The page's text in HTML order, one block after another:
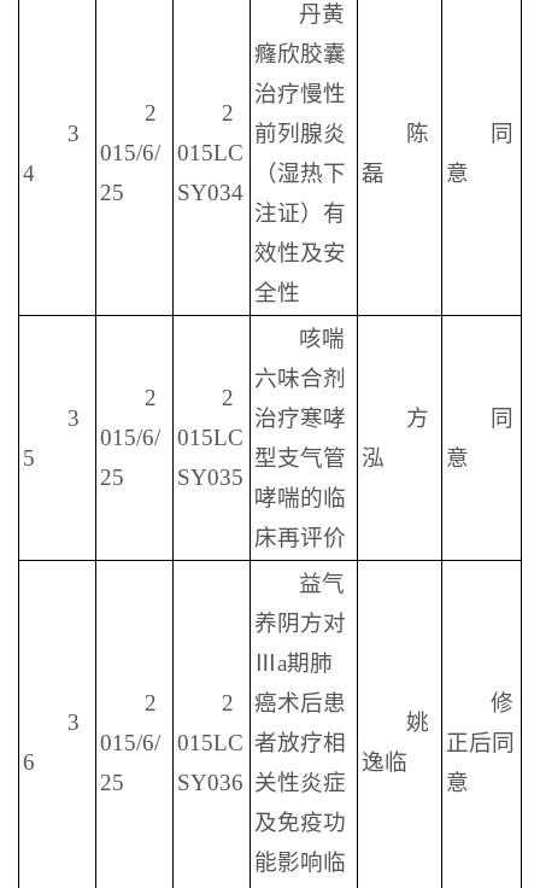
3
4
2
015/6/
25
2
015LC
SY034
丹黄
癃欣胶囊
治疗慢性
前列腺炎
（湿热下
注证）有
效性及安
全性
陈
磊
同
意
3
5
2
015/6/
25
2
015LC
SY035
咳喘
六味合剂
治疗寒哮
型支气管
哮喘的临
床再评价
方
泓
同
意
3
6
2
015/6/
25
2
015LC
SY036
益气
养阴方对
Ⅲa期肺
癌术后患
者放疗相
关性炎症
及免疫功
能影响临
姚
逸临
修
正后同
意